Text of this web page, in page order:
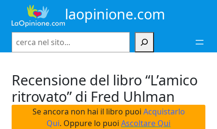
contenuto
laopinione.com
Recensione del libro “L’amico
ritrovato” di Fred Uhlman
Se ancora non hai il libro puoi Acquistarlo
Qui. Oppure lo puoi Ascoltare Qui